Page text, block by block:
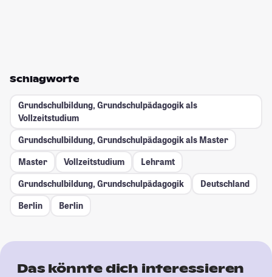
Schlagworte
Grundschulbildung, Grundschulpädagogik als
Vollzeitstudium
Grundschulbildung, Grundschulpädagogik als Master
Master
Vollzeitstudium
Lehramt
Grundschulbildung, Grundschulpädagogik
Deutschland
Berlin
Berlin
Das könnte dich interessieren